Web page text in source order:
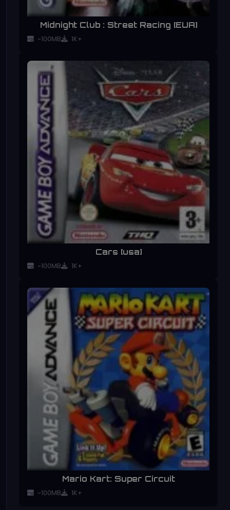
Midnight Club : Street Racing [EUA]
~100MB 1K+
Cars [usa]
~100MB 1K+
Mario Kart: Super Circuit
~100MB 1K+